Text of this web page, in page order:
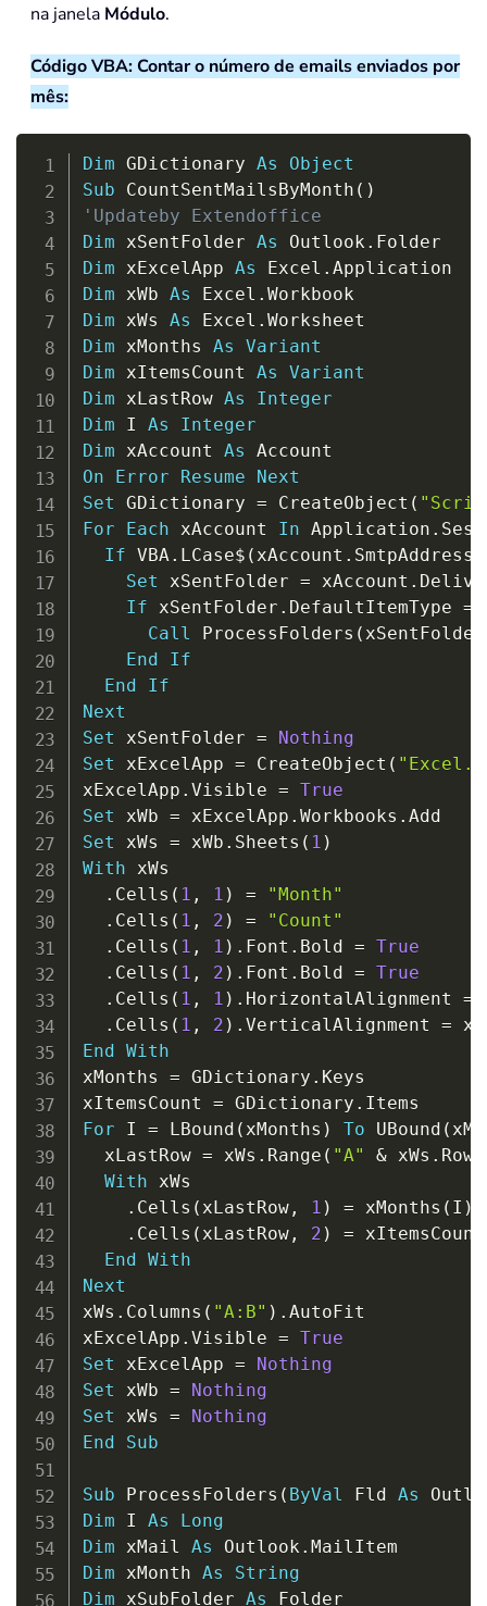
na janela Módulo.
Código VBA: Contar o número de emails enviados por
mês:
Dim GDictionary As
Object
Sub CountSentMailsByMonth ( )
'Updateby Extendoffice
Dim xSentFolder As Outlook .
Dim xExcelApp As Excel .
Dim xWb As Excel .
Dim xWs As Excel .
Dim xMonths As
Variant
Dim xItemsCount As
Variant
Dim xLastRow As
Integer
Dim I As
Integer
Dim xAccount As
On
Error Resume
Next
Set GDictionary = CreateObject (
For
Each xAccount In Application .
If VBA. LCase$ ( xAccount . SmtpAddress
Set xSentFolder = xAccount .
If xSentFolder . DefaultItemType =
Call ProcessFolders ( xSentFolder
End
If
End
If
Next
Set xSentFolder =
Nothing
Set xExcelApp = CreateObject (
xExcelApp . Visible = True
Set xWb = xExcelApp . Workbooks .
Set xWs = xWb . Sheets ( 1 )
With xWs
. Cells ( 1 , 1 ) =
"Month"
. Cells ( 1 , 2 ) =
"Count"
. Cells ( 1 , 1 ) . Font . Bold = True
. Cells ( 1 , 2 ) . Font . Bold = True
. Cells ( 1 , 1 ) . HorizontalAlignment =
. Cells ( 1 , 2 ) . VerticalAlignment =
End
With
xMonths = GDictionary . Keys
xItemsCount = GDictionary .
For I = LBound ( xMonths ) To UBound (
  xLastRow
= xWs . Range ( "A" & xWs . Rows
With xWs
. Cells ( xLastRow, 1 ) = xMonths ( I )
. Cells ( xLastRow, 2 ) = xItemsCount
End
With
Next
xWs . Columns ( "A:B" ) . AutoFit
xExcelApp . Visible = True
Set xExcelApp =
Nothing
Set xWb =
Nothing
Set xWs =
Nothing
End
Sub
Sub ProcessFolders ( ByVal Fld As
Dim I As
Long
Dim xMail As Outlook .
Dim xMonth As
String
Dim xSubFolder As